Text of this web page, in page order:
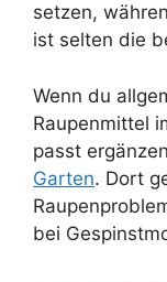
setzen,
ist selten die
Wenn du
Raupenmittel
passt
Garten. Dort
bei